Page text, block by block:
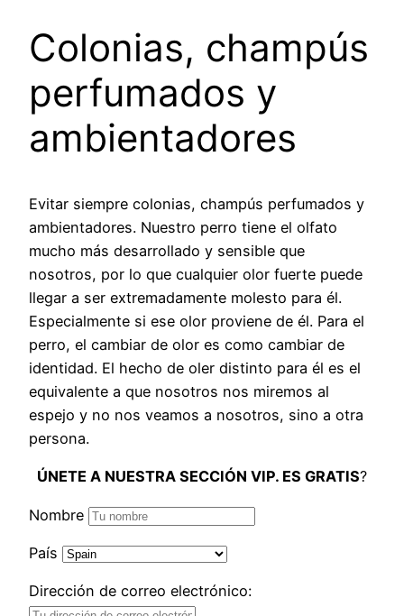
Colonias, champús
perfumados y
ambientadores
Evitar siempre colonias, champús perfumados y
ambientadores. Nuestro perro tiene el olfato
mucho más desarrollado y sensible que
nosotros, por lo que cualquier olor fuerte puede
llegar a ser extremadamente molesto para él.
Especialmente si ese olor proviene de él. Para el
perro, el cambiar de olor es como cambiar de
identidad. El hecho de oler distinto para él es el
equivalente a que nosotros nos miremos al
espejo y no nos veamos a nosotros, sino a otra
persona.
ÚNETE A NUESTRA SECCIÓN VIP. ES GRATIS?
Nombre
País
Dirección de correo electrónico: